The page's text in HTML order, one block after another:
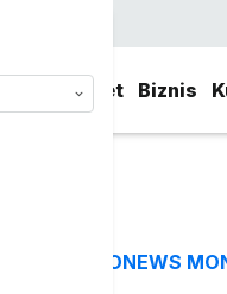
Svet Biznis
EURONEWS